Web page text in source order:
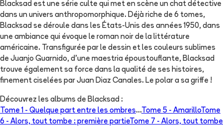
Blacksad est une série culte qui met en scène un chat détective
dans un univers anthropomorphique. Déjà riche de 6 tomes,
Blacksad se déroule dans les États-Unis des années 1950, dans
une ambiance qui évoque le roman noir de la littérature
américaine. Transfigurée par le dessin et les couleurs sublimes
de Juanjo Guarnido, d'une maestria époustouflante, Blacksad
trouve également sa force dans la qualité de ses histoires,
finement ciselées par Juan Diaz Canales. Le polar a sa griffe !
Découvrez les albums de Blacksad :
Tome 1 - Quelque part entre les ombres...Tome 5 - AmarilloTome
6 - Alors, tout tombe : première partieTome 7 - Alors, tout tombe